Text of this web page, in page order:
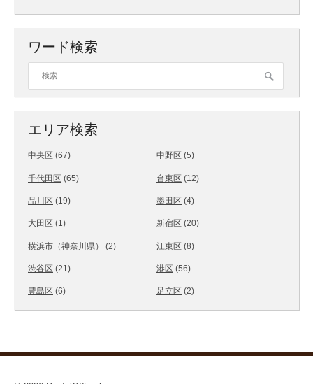
ワード検索
エリア検索
中央区 (67) 中野区 (5)
千代田区 (65) 台東区 (12)
品川区 (19) 墨田区 (4)
大田区 (1) 新宿区 (20)
横浜市（神奈川県） (2) 江東区 (8)
渋谷区 (21) 港区 (56)
豊島区 (6) 足立区 (2)